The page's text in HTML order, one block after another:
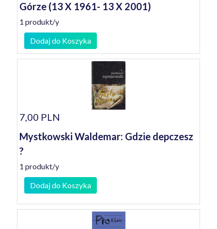
Górze (13 X 1961- 13 X 2001)
1 produkt/y
Dodaj do Koszyka
7,00 PLN
Mystkowski Waldemar: Gdzie depczesz
?
1 produkt/y
Dodaj do Koszyka